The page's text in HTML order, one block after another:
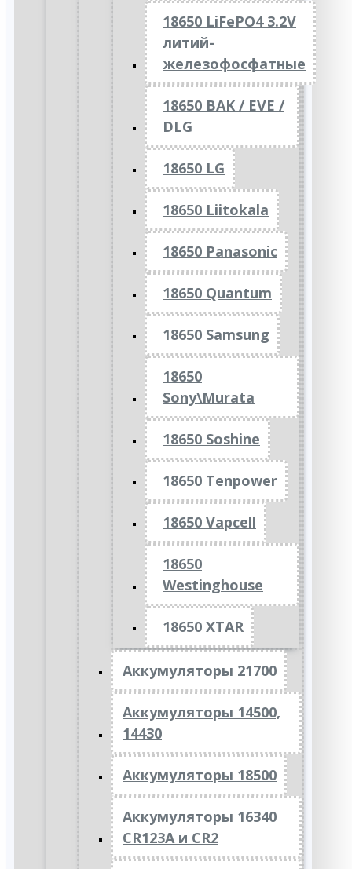
18650 LiFePO4 3.2V
литий-
железофосфатные
18650 BAK / EVE /
DLG
18650 LG
18650 Liitokala
18650 Panasonic
18650 Quantum
18650 Samsung
18650
Sony\Murata
18650 Soshine
18650 Tenpower
18650 Vapcell
18650
Westinghouse
18650 XTAR
Аккумуляторы 21700
Аккумуляторы 14500,
14430
Аккумуляторы 18500
Аккумуляторы 16340
CR123A и CR2